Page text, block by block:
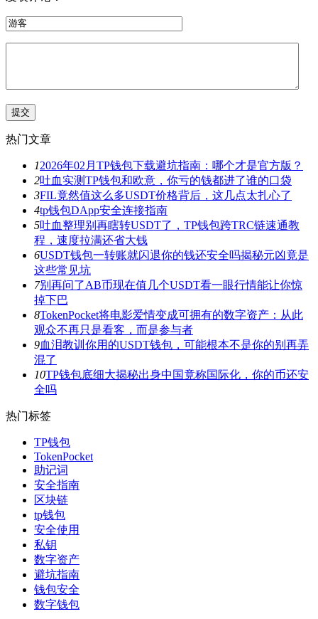
热门文章
12026年02月TP钱包下载避坑指南：哪个才是官方版？
2吐血实测TP钱包和欧意，你亏的钱都进了谁的口袋
3FIL竟然值这么多USDT价格背后，这几点太扎心了
4tp钱包DApp安全连接指南
5吐血整理别再瞎转USDT了，TP钱包跨TRC链速通教
程，速度拉满还省大钱
6USDT钱包一转账就闪退你的钱还安全吗揭秘元凶竟是
这些常见坑
7别再问了AB币现在值几个USDT看一眼行情能让你惊
掉下巴
8TokenPocket将电影爱情变成可拥有的数字资产：从此
观众不再只是看客，而是参与者
9血泪教训你用的USDT钱包，可能根本不是你的别再弄
混了
10TP钱包底细大揭秘出身中国竟称国际化，你的币还安
全吗
热门标签
TP钱包
TokenPocket
助记词
安全指南
区块链
tp钱包
安全使用
私钥
数字资产
避坑指南
钱包安全
数字钱包